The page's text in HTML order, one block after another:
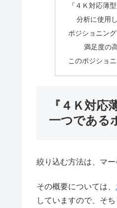
『４Ｋ対応薄
分析に使用
ポジショニン
満足度の
このポジショ
『４Ｋ対
一つである
絞り込む方法は、マ
その概要については、
していますので、そち